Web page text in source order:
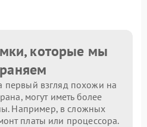
которые мы
первый взгляд похожи на
могут иметь более
Например, в сложных
платы или процессора.